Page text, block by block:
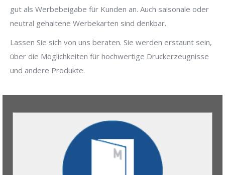
gut als Werbebeigabe für Kunden an. Auch saisonale oder
neutral gehaltene Werbekarten sind denkbar.
Lassen Sie sich von uns beraten. Sie werden erstaunt sein,
über die Möglichkeiten für hochwertige Druckerzeugnisse
und andere Produkte.
Egal ob mit Steck- oder Klebelasche, ob mit Füllhöhe
oder ohne. In unserer Stanzformenübersicht finden Sie